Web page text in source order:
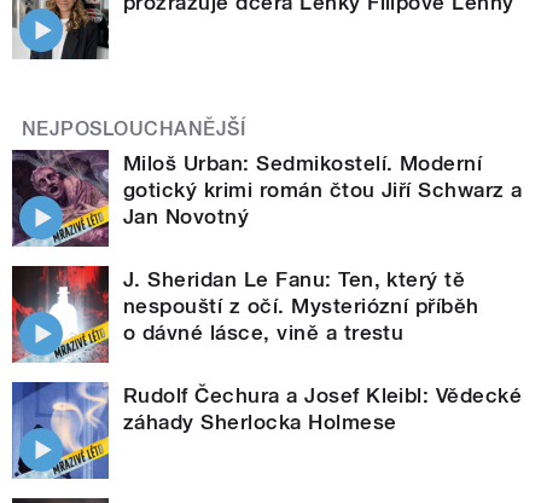
NEJPOSLOUCHANĚJŠÍ
Miloš Urban: Sedmikostelí. Moderní
gotický krimi román čtou Jiří Schwarz a
Jan Novotný
J. Sheridan Le Fanu: Ten, který tě
nespouští z očí. Mysteriózní příběh
o dávné lásce, vině a trestu
Rudolf Čechura a Josef Kleibl: Vědecké
záhady Sherlocka Holmese